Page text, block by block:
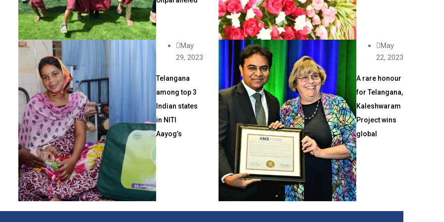
May
29, 2023
Telangana
among top 3
Indian states
in NITI
Aayog’s
May
22, 2023
A rare honour
for Telangana,
Kaleshwaram
Project wins
global